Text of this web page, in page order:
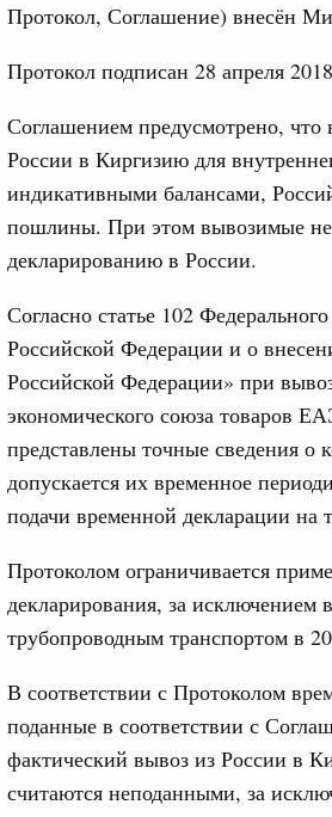
Протокол, Соглашение) внесён
Протокол подписан 28 апреля
Соглашением предусмотрено,
России в Киргизию для
индикативными балансами,
пошлины. При этом вывозимые
декларированию в России.
Согласно статье 102
Российской Федерации и о
Российской Федерации» при
экономического союза товаров
представлены точные сведения о
допускается их временное
подачи временной декларации на
Протоколом ограничивается
декларирования, за исключением
трубопроводным транспортом в
В соответствии с Протоколом
поданные в соответствии с
фактический вывоз из России в
считаются неподанными, за
29 декабря 2025, понедельник
вопросы работы
утвердило план
2026 год
23 декабря 2024, понедельник
Правительство
23 сентября 2024, понедельник
вопросы работы
Правительство
актов и
29 июля 2024, понедельник
вопросы работы Правительства
Цифровизация
деятельности
24 июля 2023, понедельник